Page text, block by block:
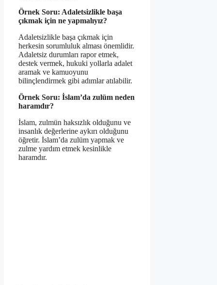
Örnek Soru: Adaletsizlikle başa
çıkmak için ne yapmalıyız?
Adaletsizlikle başa çıkmak için
herkesin sorumluluk alması önemlidir.
Adaletsiz durumları rapor etmek,
destek vermek, hukuki yollarla adalet
aramak ve kamuoyunu
bilinçlendirmek gibi adımlar atılabilir.
Örnek Soru: İslam’da zulüm neden
haramdır?
İslam, zulmün haksızlık olduğunu ve
insanlık değerlerine aykırı olduğunu
öğretir. İslam’da zulüm yapmak ve
zulme yardım etmek kesinlikle
haramdır.